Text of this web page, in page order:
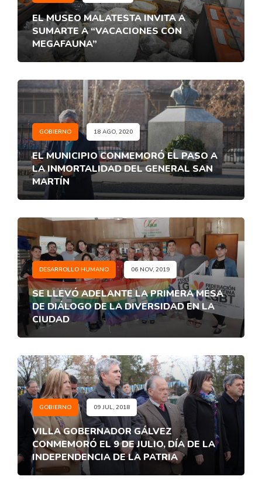
EL MUSEO MALATESTA INVITA A
SUMARTE A “VACACIONES CON
MEGAFAUNA”
GOBIERNO 18 AGO, 2020
EL MUNICIPIO CONMEMORÓ EL PASO A
LA INMORTALIDAD DEL GENERAL SAN
MARTÍN
DESARROLLO HUMANO 06 NOV, 2019
SE LLEVÓ ADELANTE LA PRIMERA MESA
DE DIÁLOGO DE LA DIVERSIDAD EN LA
CIUDAD
GOBIERNO 09 JUL, 2018
VILLA GOBERNADOR GÁLVEZ
CONMEMORÓ EL 9 DE JULIO, DÍA DE LA
INDEPENDENCIA DE LA PATRIA